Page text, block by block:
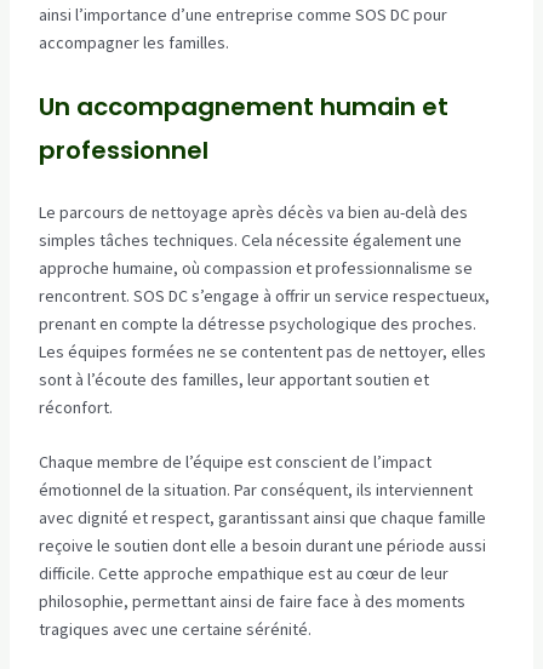
ainsi l’importance d’une entreprise comme SOS DC pour
accompagner les familles.
Un accompagnement humain et
professionnel
Le parcours de nettoyage après décès va bien au-delà des
simples tâches techniques. Cela nécessite également une
approche humaine, où compassion et professionnalisme se
rencontrent. SOS DC s’engage à offrir un service respectueux,
prenant en compte la détresse psychologique des proches.
Les équipes formées ne se contentent pas de nettoyer, elles
sont à l’écoute des familles, leur apportant soutien et
réconfort.
Chaque membre de l’équipe est conscient de l’impact
émotionnel de la situation. Par conséquent, ils interviennent
avec dignité et respect, garantissant ainsi que chaque famille
reçoive le soutien dont elle a besoin durant une période aussi
difficile. Cette approche empathique est au cœur de leur
philosophie, permettant ainsi de faire face à des moments
tragiques avec une certaine sérénité.